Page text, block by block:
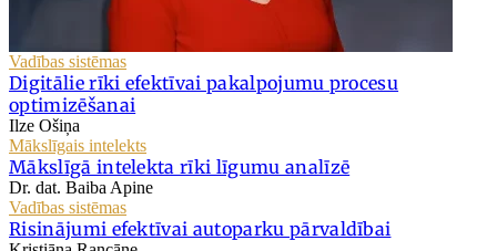
Vadības sistēmas
Digitālie rīki efektīvai pakalpojumu procesu
optimizēšanai
Ilze Ošiņa
Mākslīgais intelekts
Mākslīgā intelekta rīki līgumu analīzē
Dr. dat. Baiba Apine
Vadības sistēmas
Risinājumi efektīvai autoparku pārvaldībai